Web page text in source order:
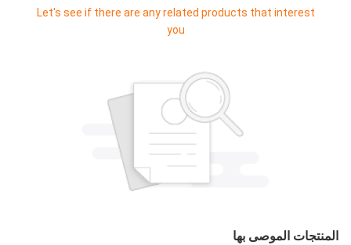
Let's see if there are any related products that interest
you
المنتجات الموصى بها